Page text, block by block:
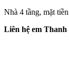
Nhà 4 tầng, mặt
Liên hệ em Thanh